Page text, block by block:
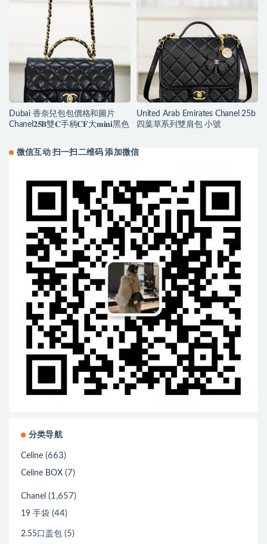
Dubai 香奈兒包包價格和圖片
Chanel𝟐𝟓𝐁雙𝐂手柄𝐂𝐅大𝐦𝐢𝐧𝐢黑色
United Arab Emirates Chanel 25b
四葉草系列雙肩包 小號
微信互动 扫一扫二维码 添加微信
分类导航
Celine (663)
Celine BOX (7)
Chanel (1,657)
19 手袋 (44)
2.55口盖包 (5)